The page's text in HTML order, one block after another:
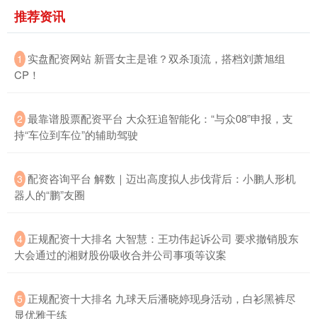
北证50 1134.24 +11.37 +1.01%
创业板指 3563.12 +47.56 +1.35%
推荐资讯
1 ​实盘配资网站 新晋女主是谁？双杀顶流，搭档刘萧旭组
CP！
2 ​最靠谱股票配资平台 大众狂追智能化：“与众08”申报，支
持“车位到车位”的辅助驾驶
3 ​配资咨询平台 解数｜迈出高度拟人步伐背后：小鹏人形机
器人的“鹏”友圈
4 ​正规配资十大排名 大智慧：王功伟起诉公司 要求撤销股东
大会通过的湘财股份吸收合并公司事项等议案
5 ​正规配资十大排名 九球天后潘晓婷现身活动，白衫黑裤尽
显优雅干练